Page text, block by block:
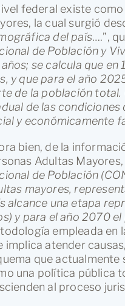
federal existe
la cual surgió
del país….”,
de Población y
se calcula que en
y que para el año
de la población total.
de las
y económicamente
bien, de la
Adultas
de Población
mayores,
alcance una etapa
y para el año 2070
empleada en
implica atender
que
una política pública
al proceso